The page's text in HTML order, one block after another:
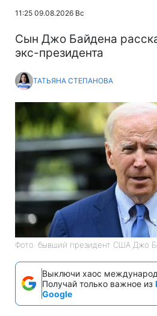
11:25 09.08.2026 Вс
Сын Джо Байдена
экс-президента
ТАТЬЯНА СТЕПАНОВА
Фото: бывший президент США Джо
Выключи хаос
Получай только важное из
Google